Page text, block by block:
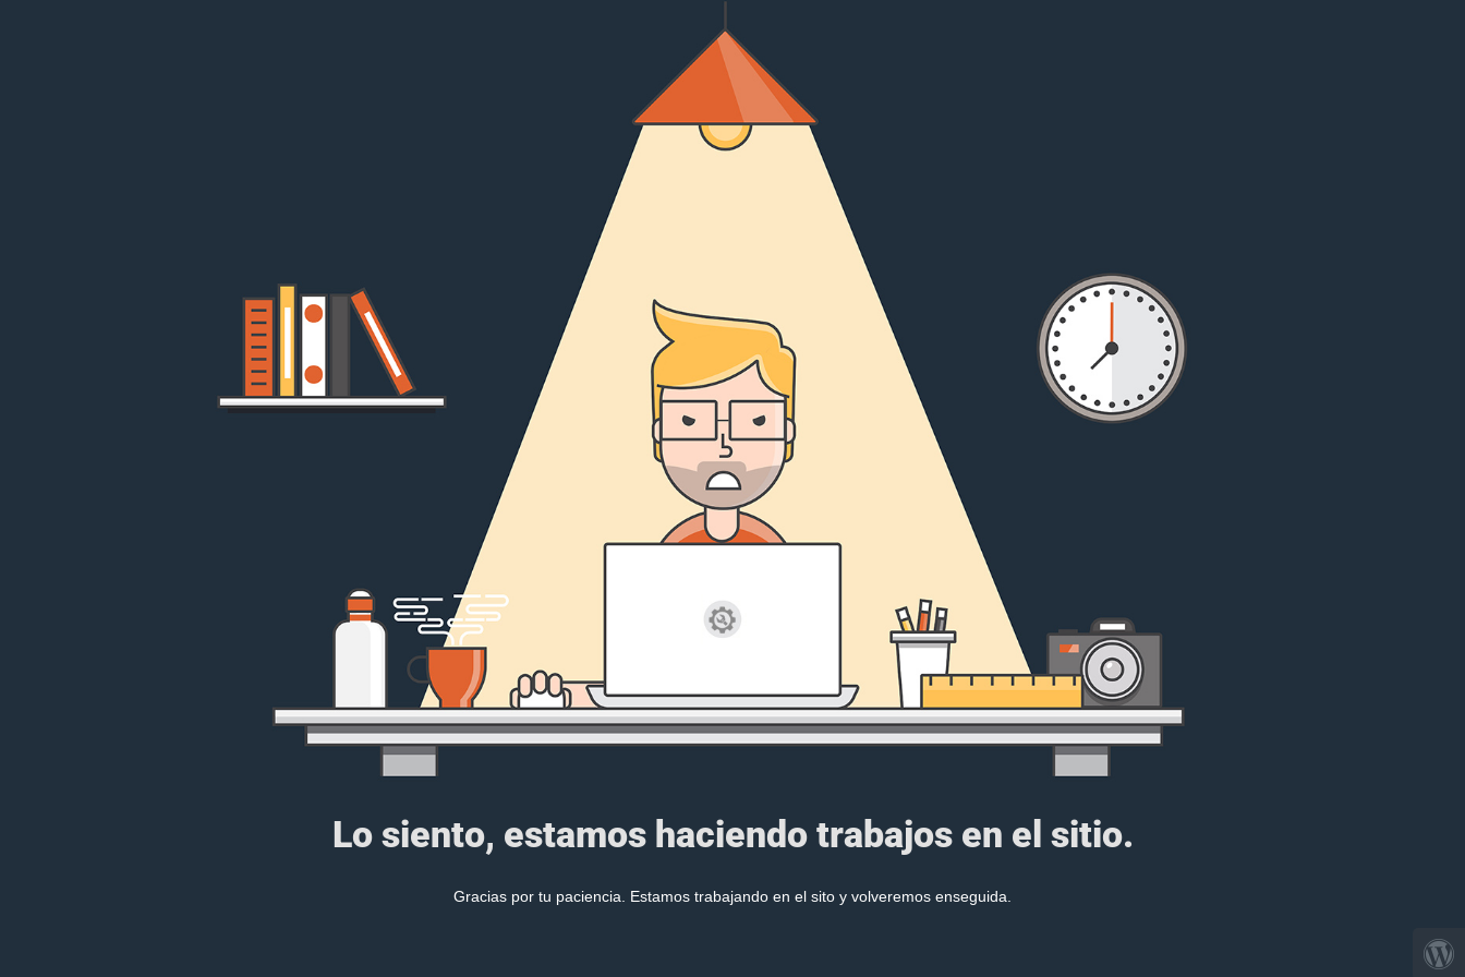
Lo siento, estamos haciendo trabajos en el sitio.
Gracias por tu paciencia. Estamos trabajando en el sito y volveremos enseguida.